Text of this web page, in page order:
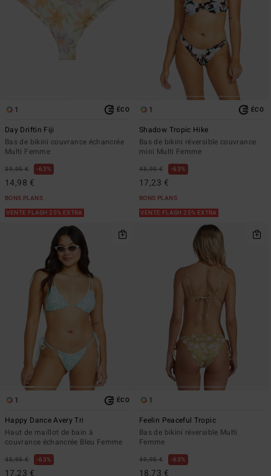
1 ÉCO
Day Driftin Fiji
Bas de bikini couvrance échancrée
Multi Femme
39,95 € 63%
14,98 €
BONS PLANS
VENTE FLASH 25% EXTRA
1 ÉCO
Shadow Tropic Hike
Bas de bikini réversible couvrance
mini Multi Femme
45,95 € 63%
17,23 €
BONS PLANS
VENTE FLASH 25% EXTRA
1 ÉCO
Happy Dance Avery Tri
Haut de maillot de bain à
couvrance échancrée Bleu Femme
45,95 € 63%
17,23 €
1
Feelin Peaceful Tropic
Bas de bikini réversible Multi
Femme
49,95 € 63%
18,73 €